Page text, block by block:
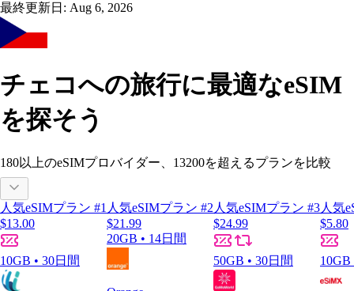
最終更新日: Aug 6, 2026
チェコへの旅行に最適なeSIM
を探そう
180以上のeSIMプロバイダー、 13200を超えるプランを比較
人気eSIMプラン #1
$13.00
10GB • 30日間
人気eSIMプラン #2
$21.99
20GB • 14日間
人気eSIMプラン #3
$24.99
50GB • 30日間
人気
$5.80
10GB